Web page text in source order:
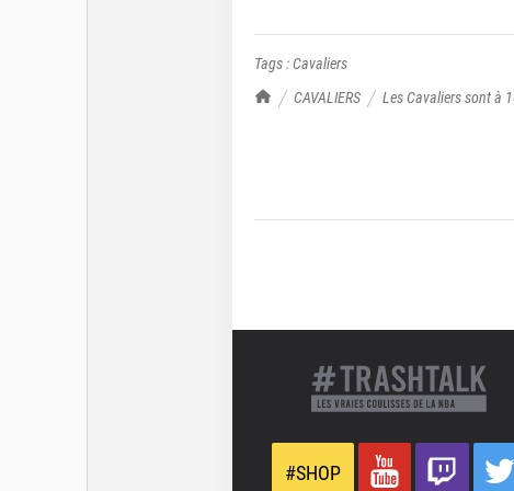
TrashTalk Actu NBA
CAVALIERS Les Cavaliers sont à
Tags :Cavaliers
#SHOP